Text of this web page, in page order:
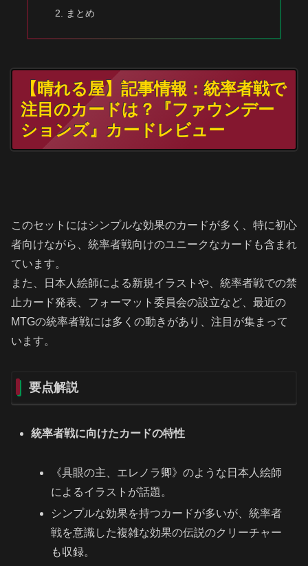
まとめ
【晴れる屋】記事情報：統率者戦で
注目のカードは？『ファウンデー
ションズ』カードレビュー
このセットにはシンプルな効果のカードが多く、特に初心
者向けながら、統率者戦向けのユニークなカードも含まれ
ています。
また、日本人絵師による新規イラストや、統率者戦での禁
止カード発表、フォーマット委員会の設立など、最近の
MTGの統率者戦には多くの動きがあり、注目が集まって
います。
要点解説
統率者戦に向けたカードの特性
《具眼の主、エレノラ卿》のような日本人絵師
によるイラストが話題。
シンプルな効果を持つカードが多いが、統率者
戦を意識した複雑な効果の伝説のクリーチャー
も収録。